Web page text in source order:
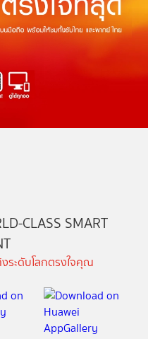
CLASS SMART
ระดับโลกตรงใจคุณ